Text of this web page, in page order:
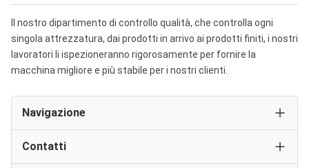
Il nostro dipartimento di controllo qualità, che controlla ogni
singola attrezzatura, dai prodotti in arrivo ai prodotti finiti, i nostri
lavoratori li ispezioneranno rigorosamente per fornire la
macchina migliore e più stabile per i nostri clienti.
Navigazione
Contatti